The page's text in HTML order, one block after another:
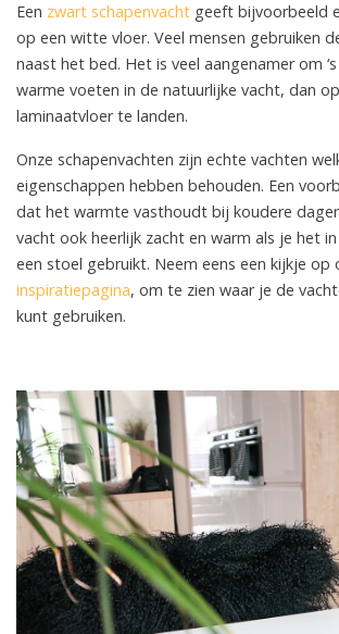
Een zwart schapenvacht geeft bijvoorbeeld
op een witte vloer. Veel mensen gebruiken
naast het bed. Het is veel aangenamer om
warme voeten in de natuurlijke vacht, dan
laminaatvloer te landen.
Onze schapenvachten zijn echte vachten
eigenschappen hebben behouden. Een
dat het warmte vasthoudt bij koudere
vacht ook heerlijk zacht en warm als je het
een stoel gebruikt. Neem eens een kijkje op
inspiratiepagina, om te zien waar je de
kunt gebruiken.